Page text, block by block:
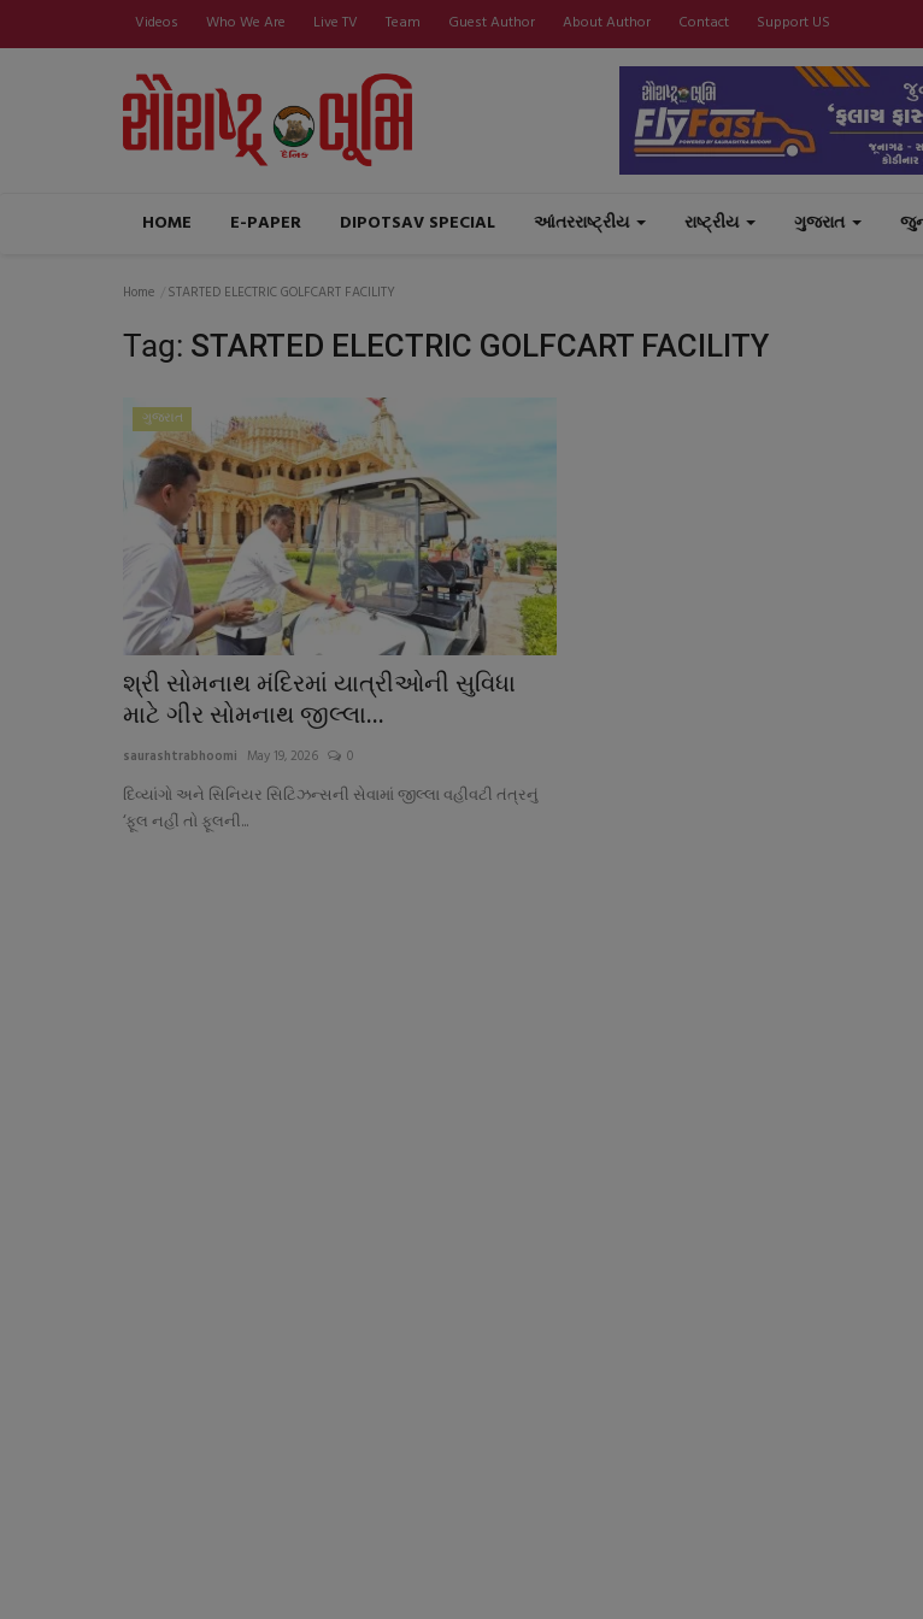
Videos Who We Are Live TV Team Guest Author About Author Contact Support US
HOME E-PAPER DIPOTSAV SPECIAL આંતરરાષ્ટ્રીય રાષ્ટ્રીય ગુજરાત
Home STARTED ELECTRIC GOLFCART FACILITY
Tag: STARTED ELECTRIC GOLFCART FACILITY
ગુજરાત
શ્રી સોમનાથ મંદિરમાં યાત્રીઓની સુવિધા
માટે ગીર સોમનાથ જીલ્લા...
saurashtrabhoomi May 19, 2026 0
દિવ્યાંગો અને સિનિયર સિટિઝન્સની સેવામાં જીલ્લા વહીવટી તંત્રનું
‘ફૂલ નહીં તો ફૂલની...